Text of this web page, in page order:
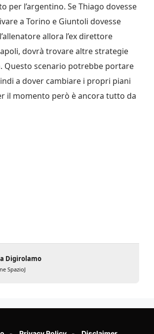
per l’argentino. Se Thiago dovesse
a Torino e Giuntoli dovesse
allora l’ex direttore
dovrà trovare altre strategie
Questo scenario potrebbe portare
a dover cambiare i propri piani
il momento però è ancora tutto da
Digirolamo
SpazioJ